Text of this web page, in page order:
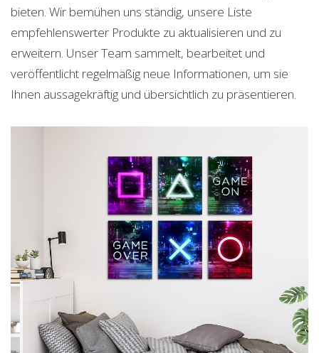
bieten. Wir bemühen uns ständig, unsere Liste
empfehlenswerter Produkte zu aktualisieren und zu
erweitern. Unser Team sammelt, bearbeitet und
veröffentlicht regelmäßig neue Informationen, um sie
Ihnen aussagekräftig und übersichtlich zu präsentieren.